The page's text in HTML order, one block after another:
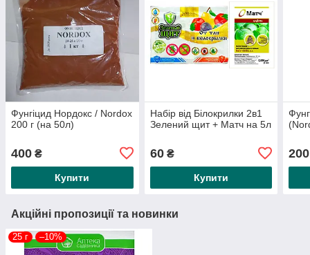
Фунгіцид Нордокс / Nordox
200 г (на 50л)
400 ₴
Купити
Набір від Білокрилки 2в1
Зелений щит + Матч на 5л
60₴
Купити
200
Акційні пропозиції та новинки
25 г –10%